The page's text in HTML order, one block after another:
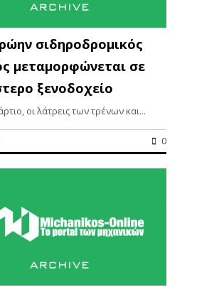
σιδηροδρομικός
μεταμορφώνεται σε
ξενοδοχείο
οι λάτρεις των τρένων και...
0